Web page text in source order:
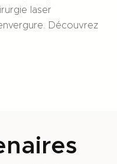
laser
Découvrez